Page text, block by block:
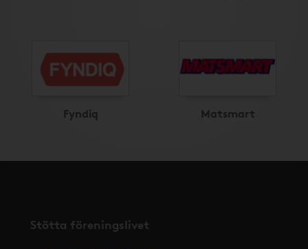
Fyndiq Matsmart
Stötta föreningslivet